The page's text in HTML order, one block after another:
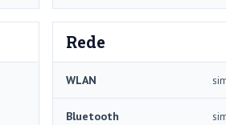
Rede
WLAN
Bluetooth